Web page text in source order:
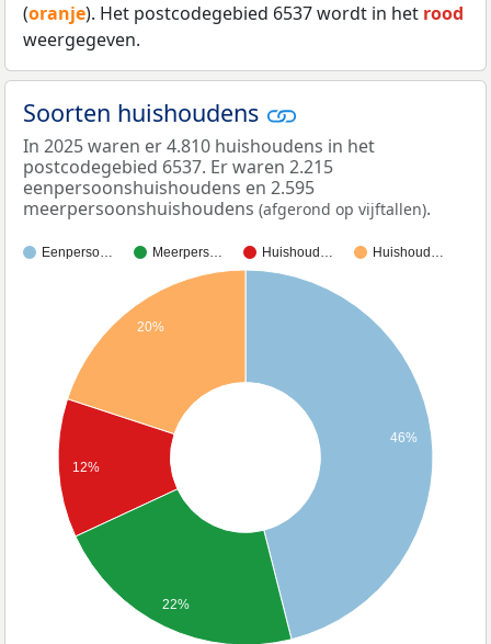
(oranje). Het postcodegebied 6537 wordt in het rood
weergegeven.
Soorten huishoudens
In 2025 waren er 4.810 huishoudens in het
postcodegebied 6537. Er waren 2.215
eenpersoonshuishoudens en 2.595
meerpersoonshuishoudens (afgerond op vijftallen).
Eenperso… Meerpers… Huishoud… Huishoud…
46%
20%
12%
22%